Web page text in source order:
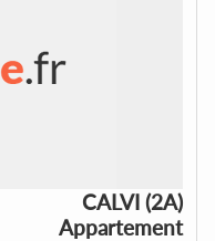
CALVI (2A)
Appartement